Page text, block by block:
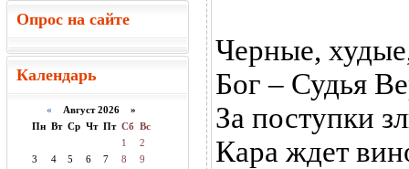
Опрос на сайте
Календарь
« Август 2026 »
Пн Вт Ср Чт Пт Сб Вс
1
2
3
4 5 6 7 8
9
Черные,
Бог – Судья
За поступки
Кара ждет